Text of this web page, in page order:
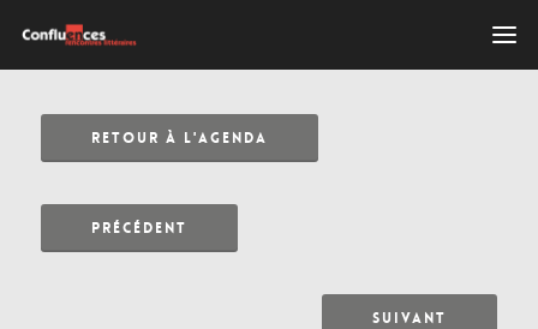
RETOUR À L'AGENDA
PRÉCÉDENT
SUIVANT